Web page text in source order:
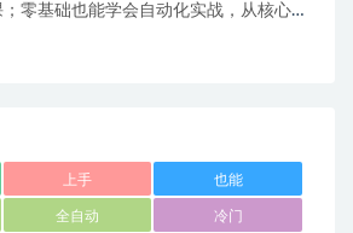
；零基础也能学会自动化实战，从核心概
上手 也能
全自动 冷门